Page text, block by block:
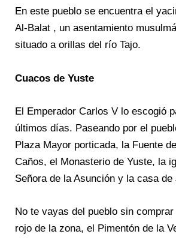
En este pueblo se encuentra el
Al-Balat , un asentamiento
situado a orillas del río Tajo.
Cuacos de Yuste
El Emperador Carlos V lo escogió
últimos días. Paseando por el
Plaza Mayor porticada, la Fuente
Caños, el Monasterio de Yuste, la
Señora de la Asunción y la casa de
No te vayas del pueblo sin
rojo de la zona, el Pimentón de la